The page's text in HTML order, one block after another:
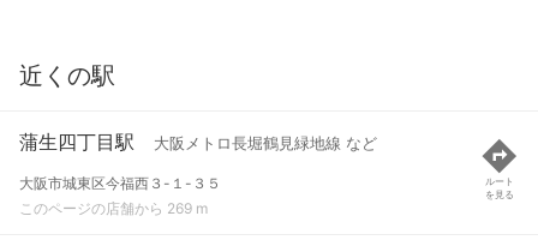
近くの駅
蒲生四丁目駅 大阪メトロ長堀鶴見緑地線 など
大阪市城東区今福西３-１-３５
このページの店舗から 269 m
ルート
を見る